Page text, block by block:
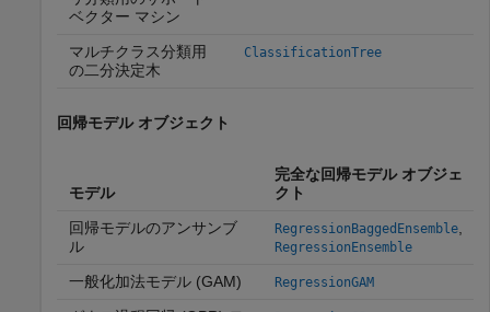
ベクター マシン
マルチクラス分類用
の二分決定木
ClassificationTree
回帰モデル オブジェクト
モデル
完全な回帰モデル オブジェ
クト
回帰モデルのアンサンブ
ル
RegressionBaggedEnsemble,
RegressionEnsemble
一般化加法モデル (GAM) RegressionGAM